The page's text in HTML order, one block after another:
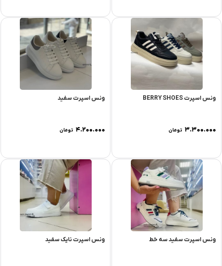
ونس اسپرت BERRY SHOES
۳.۳۰۰.۰۰۰ تومان
ونس اسپرت سفید
۴.۲۰۰.۰۰۰ تومان
ونس اسپرت سفید سه خط ونس اسپرت نایک سفید